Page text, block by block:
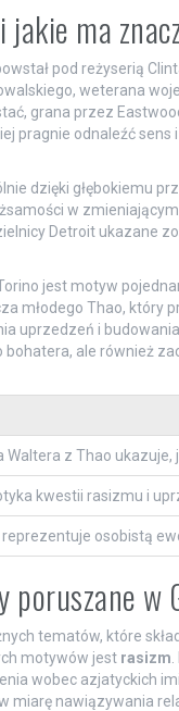
jakie ma
pod reżyserią
weterana
grana przez
pragnie odnaleźć
dzięki głębokiemu
w
Detroit ukazane
jest motyw
młodego Thao, który
uprzedzeń i
bohatera, ale również
Waltera z Thao
kwestii rasizmu i
osobistą
poruszane w
tematów, które
motywów jest rasizm
wobec azjatyckich
miarę nawiązywania